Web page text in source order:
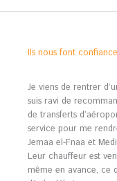
Ils nous font confiance
Je viens de rentrer
suis ravi de
de transferts
service pour me
Jemaa el-Fnaa et
Leur chauffeur est
même en avance, ce